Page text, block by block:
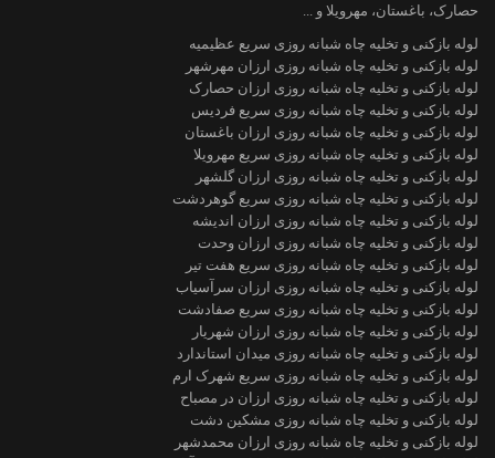
حصارک، باغستان، مهرویلا و ...
لوله بازکنی و تخلیه چاه شبانه روزی سریع عظیمیه
لوله بازکنی و تخلیه چاه شبانه روزی ارزان مهرشهر
لوله بازکنی و تخلیه چاه شبانه روزی ارزان حصارک
لوله بازکنی و تخلیه چاه شبانه روزی سریع فردیس
لوله بازکنی و تخلیه چاه شبانه روزی ارزان باغستان
لوله بازکنی و تخلیه چاه شبانه روزی سریع مهرویلا
لوله بازکنی و تخلیه چاه شبانه روزی ارزان گلشهر
لوله بازکنی و تخلیه چاه شبانه روزی سریع گوهردشت
لوله بازکنی و تخلیه چاه شبانه روزی ارزان اندیشه
لوله بازکنی و تخلیه چاه شبانه روزی ارزان وحدت
لوله بازکنی و تخلیه چاه شبانه روزی سریع هفت تیر
لوله بازکنی و تخلیه چاه شبانه روزی ارزان سرآسیاب
لوله بازکنی و تخلیه چاه شبانه روزی سریع صفادشت
لوله بازکنی و تخلیه چاه شبانه روزی ارزان شهریار
لوله بازکنی و تخلیه چاه شبانه روزی میدان استاندارد
لوله بازکنی و تخلیه چاه شبانه روزی سریع شهرک ارم
لوله بازکنی و تخلیه چاه شبانه روزی ارزان در مصباح
لوله بازکنی و تخلیه چاه شبانه روزی مشکین دشت
لوله بازکنی و تخلیه چاه شبانه روزی ارزان محمدشهر